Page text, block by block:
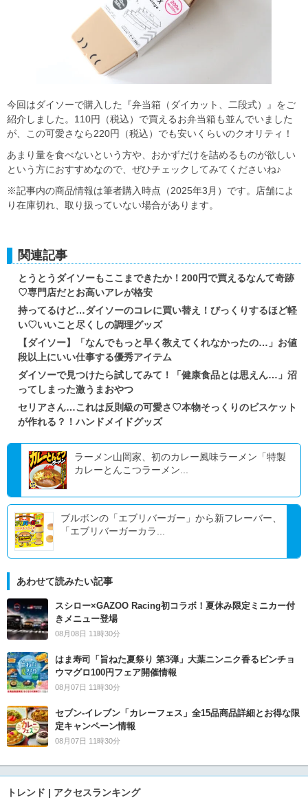
今回はダイソーで購入した『弁当箱（ダイカット、二段式）』をご
紹介しました。110円（税込）で買えるお弁当箱も並んでいました
が、この可愛さなら220円（税込）でも安いくらいのクオリティ！
あまり量を食べないという方や、おかずだけを詰めるものが欲しい
という方におすすめなので、ぜひチェックしてみてくださいね♪
※記事内の商品情報は筆者購入時点（2025年3月）です。店舗によ
り在庫切れ、取り扱っていない場合があります。
関連記事
とうとうダイソーもここまできたか！200円で買えるなんて奇跡
♡専門店だとお高いアレが格安
持ってるけど…ダイソーのコレに買い替え！びっくりするほど軽
い♡いいこと尽くしの調理グッズ
【ダイソー】「なんでもっと早く教えてくれなかったの…」お値
段以上にいい仕事する優秀アイテム
ダイソーで見つけたら試してみて！「健康食品とは思えん…」沼
ってしまった激うまおやつ
セリアさん…これは反則級の可愛さ♡本物そっくりのビスケット
が作れる？！ハンドメイドグッズ
ラーメン山岡家、初のカレー風味ラーメン「特製
カレーとんこつラーメン...
ブルボンの「エブリバーガー」から新フレーバー、
「エブリバーガーカラ...
あわせて読みたい記事
スシロー×GAZOO Racing初コラボ！夏休み限定ミニカー付
きメニュー登場
08月08日 11時30分
はま寿司「旨ねた夏祭り 第3弾」大葉ニンニク香るビンチョ
ウマグロ100円フェア開催情報
08月07日 11時30分
セブン‐イレブン「カレーフェス」全15品商品詳細とお得な限
定キャンペーン情報
08月07日 11時30分
トレンド | アクセスランキング